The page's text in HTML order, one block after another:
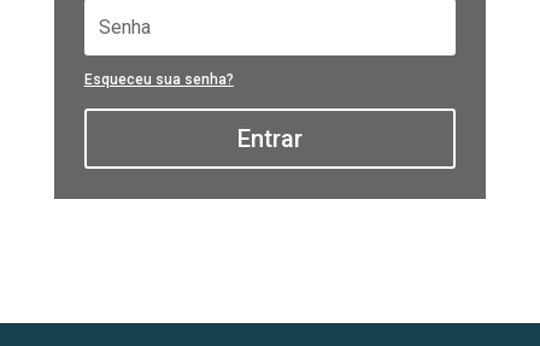
Esqueceu sua senha?
Entrar